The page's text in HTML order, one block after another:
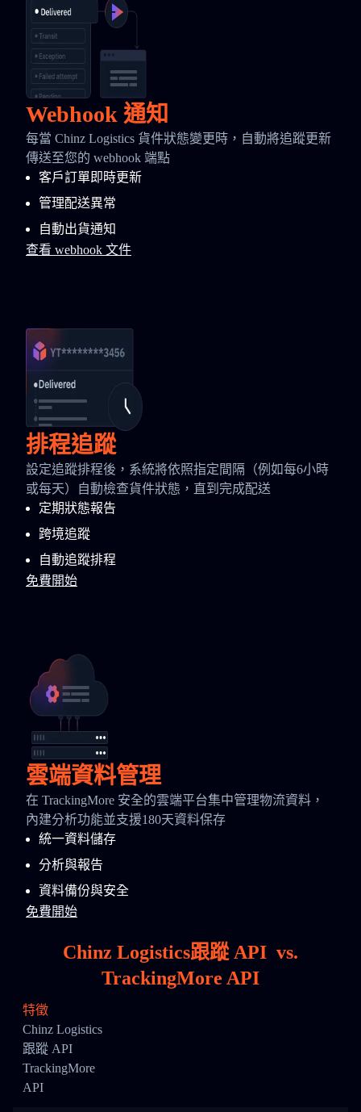
Webhook 通知
每當 Chinz Logistics 貨件狀態變更時，自動將追蹤更新
傳送至您的 webhook 端點
客戶訂單即時更新
管理配送異常
自動出貨通知
查看 webhook 文件
排程追蹤
設定追蹤排程後，系統將依照指定間隔（例如每6小時
或每天）自動檢查貨件狀態，直到完成配送
定期狀態報告
跨境追蹤
自動追蹤排程
免費開始
雲端資料管理
在 TrackingMore 安全的雲端平台集中管理物流資料，
內建分析功能並支援180天資料保存
統一資料儲存
分析與報告
資料備份與安全
免費開始
Chinz Logistics跟蹤 API vs.
TrackingMore API
特徵
Chinz Logistics
跟蹤 API
TrackingMore
API